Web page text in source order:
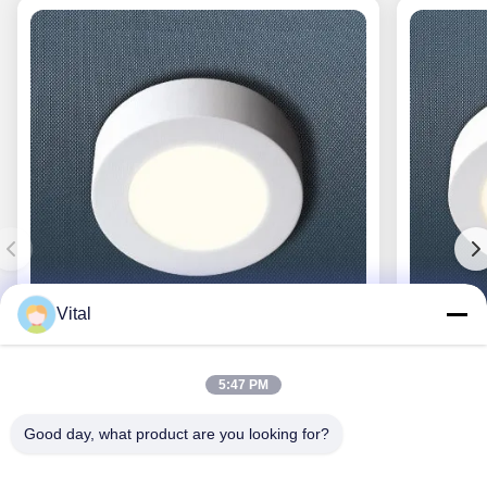
Obtenez le meilleur prix
Vital
5:47 PM
Good day, what product are you looking for?